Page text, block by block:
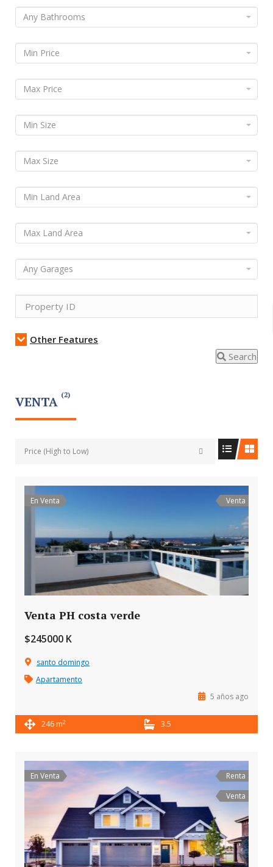
Other Features
Search
VENTA (2)
Price (High to Low)
En Venta Venta
Venta PH costa verde
$245000 K
santo domingo
Apartamento
5 años ago
246 m2 3.5
En Venta
Renta
Venta